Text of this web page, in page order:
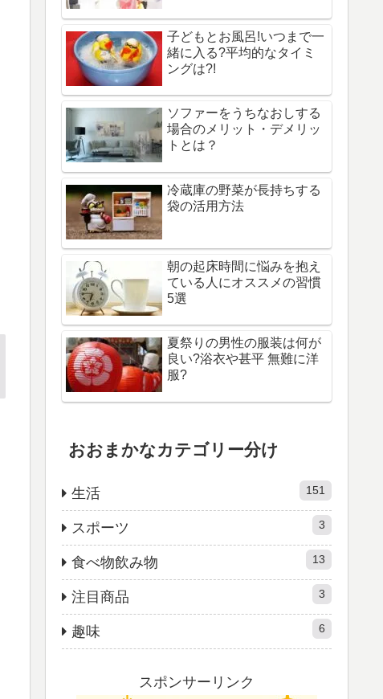
子どもとお風呂!いつまで一
緒に入る?平均的なタイミ
ングは?!
ソファーをうちなおしする
場合のメリット・デメリッ
トとは？
冷蔵庫の野菜が長持ちする
袋の活用方法
朝の起床時間に悩みを抱え
ている人にオススメの習慣
5選
夏祭りの男性の服装は何が
良い?浴衣や甚平 無難に洋
服?
おおまかなカテゴリー分け
生活 151
スポーツ 3
食べ物飲み物 13
注目商品 3
趣味 6
スポンサーリンク